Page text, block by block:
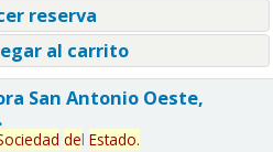
reserva
al carrito
San Antonio Oeste,
del Estado.